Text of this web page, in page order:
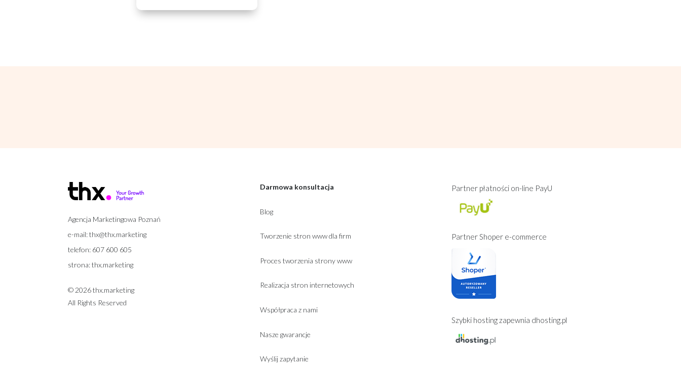
Agencja Marketingowa Poznań
e-mail:thx@thx.marketing
telefon: 607 600 605
strona:thx.marketing
© 2026 thx.marketing
All Rights Reserved
Darmowa konsultacja
Blog
Tworzenie stron www dla firm
Proces tworzenia strony www
Realizacja stron internetowych
Współpraca z nami
Nasze gwarancje
Wyślij zapytanie
Partner płatności on-line PayU
Partner Shoper e-commerce
Szybki hosting zapewnia dhosting.pl